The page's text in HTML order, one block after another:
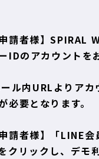
請者様】SPIRAL
IDのアカウントを
ル内URLよりアカ
必要となります。
請者様】「LINE会
クリックし、デモ